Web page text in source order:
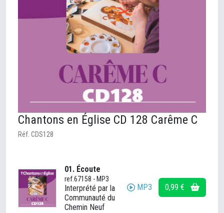
Chantons en Église CD 128 Carême C
Réf. CDS128
01. Écoute
ref.67158 - MP3
Interprété par la
Communauté du
Chemin Neuf
MP3 0,99 €